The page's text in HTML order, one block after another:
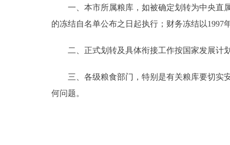
政民互动
一、本市所属粮库，如被确定划转为中央直属
的冻结自名单公布之日起执行；财务冻结以1997
二、正式划转及具体衔接工作按国家发展计
三、各级粮食部门，特别是有关粮库要切实安
何问题。